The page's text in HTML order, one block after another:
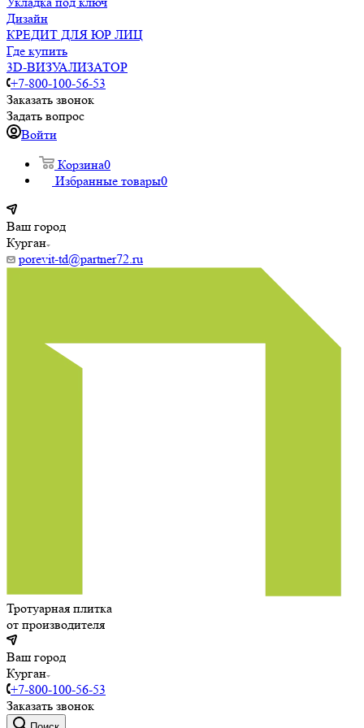
Дизайн
КРЕДИТ ДЛЯ ЮР ЛИЦ
Где купить
3D-ВИЗУАЛИЗАТОР
+7-800-100-56-53
Заказать звонок
Задать вопрос
Войти
Корзина0
Избранные товары0
Ваш город
Курган
porevit-td@partner72.ru
Тротуарная плитка
от производителя
Ваш город
Курган
+7-800-100-56-53
Заказать звонок